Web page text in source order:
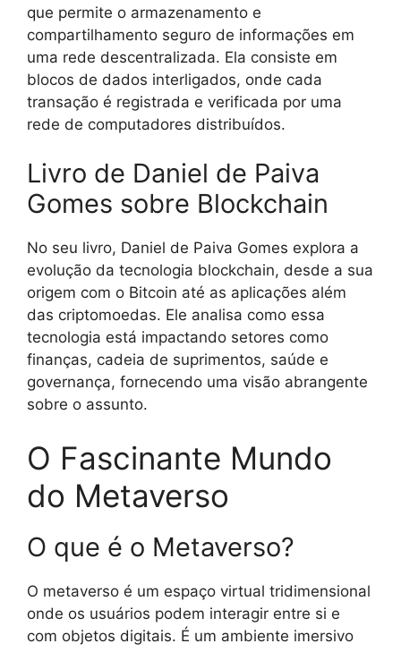
que permite o armazenamento e
compartilhamento seguro de informações em
uma rede descentralizada. Ela consiste em
blocos de dados interligados, onde cada
transação é registrada e verificada por uma
rede de computadores distribuídos.
Livro de Daniel de Paiva
Gomes sobre Blockchain
No seu livro, Daniel de Paiva Gomes explora a
evolução da tecnologia blockchain, desde a sua
origem com o Bitcoin até as aplicações além
das criptomoedas. Ele analisa como essa
tecnologia está impactando setores como
finanças, cadeia de suprimentos, saúde e
governança, fornecendo uma visão abrangente
sobre o assunto.
O Fascinante Mundo
do Metaverso
O que é o Metaverso?
O metaverso é um espaço virtual tridimensional
onde os usuários podem interagir entre si e
com objetos digitais. É um ambiente imersivo